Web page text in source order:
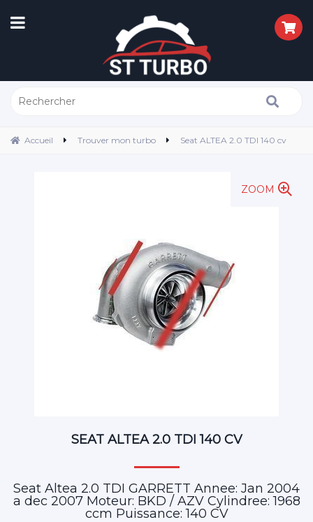
Accueil Trouver mon turbo Seat ALTEA 2.0 TDI 140 cv
ZOOM
SEAT ALTEA 2.0 TDI 140 CV
Seat Altea 2.0 TDI GARRETT Annee: Jan 2004
a dec 2007 Moteur: BKD / AZV Cylindree: 1968
ccm Puissance: 140 CV